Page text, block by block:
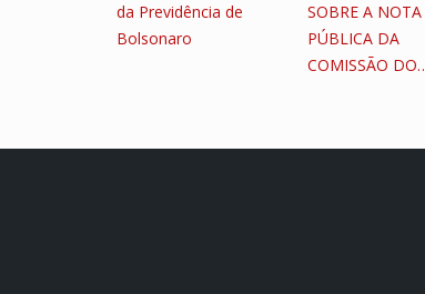
da Previdência de
Bolsonaro
SOBRE A NOTA
PÚBLICA DA
COMISSÃO